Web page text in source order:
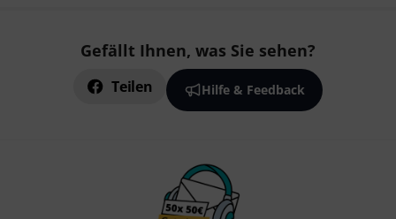
Gefällt Ihnen, was Sie sehen?
Teilen Hilfe & Feedback